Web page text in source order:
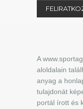
A
aloldalain
anyag a
tulajdonát
portál írott és